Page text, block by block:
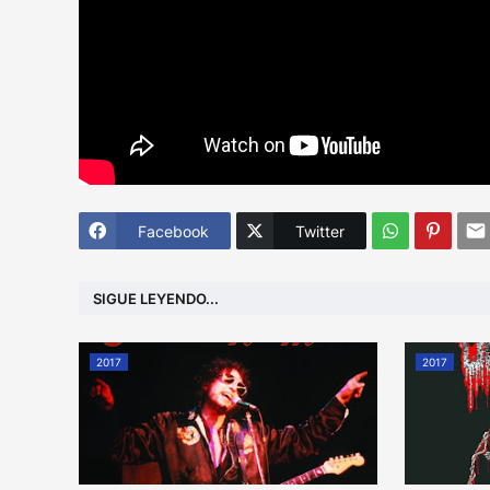
Facebook Twitter
SIGUE LEYENDO...
2017 2017